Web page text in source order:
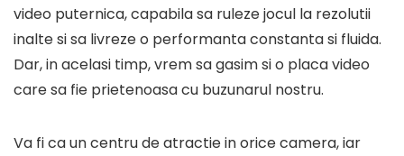
video puternica, capabila sa ruleze jocul la rezolutii
inalte si sa livreze o performanta constanta si fluida.
Dar, in acelasi timp, vrem sa gasim si o placa video
care sa fie prietenoasa cu buzunarul nostru.
Va fi ca un centru de atractie in orice camera, iar